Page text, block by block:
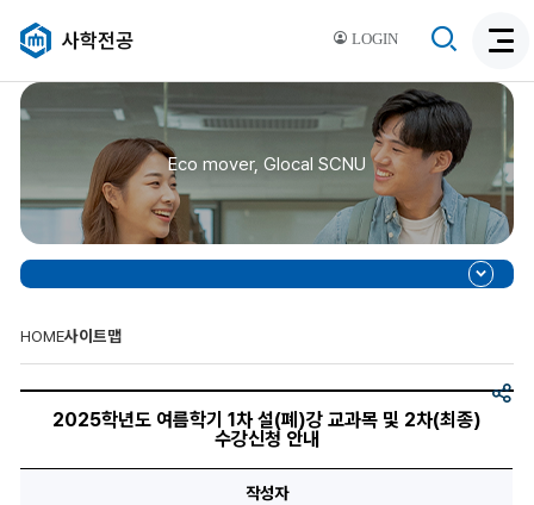
LOGIN
사학전공
색
활
성
색
Eco mover, Glocal SCNU
HOME사이트맵
공
여
2025학년도 여름학기 1차 설(폐)강 교과목 및 2차(최종)
수강신청 안내
작성자